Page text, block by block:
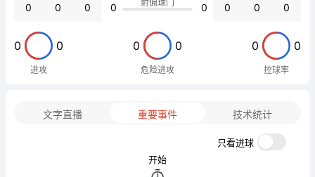
0 0 0
0
射偏球门
0
0 0 0
0 0
进攻
0 0
危险进攻
0 0
控球率
文字直播 重要事件 技术统计
只看进球
开始